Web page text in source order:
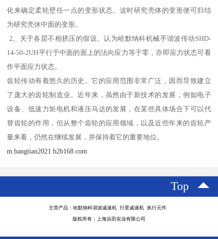
化来确定柔轮壁任一点的变形状态。这时研究壳体的变形便可归结
为研究壳休中面的变形。
2。关于各层不相挤压的假设。认为哈默纳科机械手谐波传动SHD-
14-50-2UH平行于中面的面上的法向应力等于零，亦即应力状态可看
作平面应力状态。
齿轮传动有着悠久的历史。它的应用范围非常广泛，因而导致建立
了庞大的齿轮制造业。近年来，虽然由于新技术的发展，例如电子
设备、低速力矩电机和液压马达的发展，在某些具体场合下可以代
替齿轮的作用，但从整个齿轮的应用领域，以及近些年来的齿轮产
量来看，仍然在继续发展，并保持着它的重要地位。
m.bangtian2021.b2b168.com
Top
主营产品：哈默纳科谐波减速机 行星减速机 执行元件
版权所有：上海浜田实业有限公司